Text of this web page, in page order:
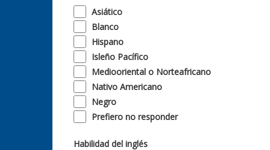
Asiático
Blanco
Hispano
Isleño Pacífico
Mediooriental o Norteafricano
Nativo Americano
Negro
Prefiero no responder
Habilidad del inglés